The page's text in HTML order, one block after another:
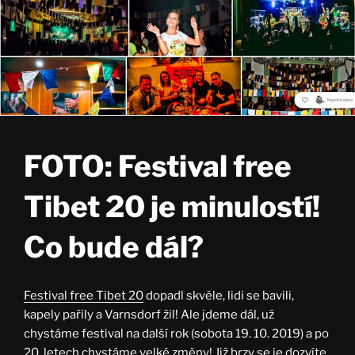
FOTO: Festival free
Tibet 20 je minulostí!
Co bude dál?
Festival free Tibet 20dopadl skvěle, lidi se bavili,
kapely pařily a Varnsdorf žil! Ale jdeme dál, už
chystáme festival na další rok (sobota 19. 10. 2019) a po